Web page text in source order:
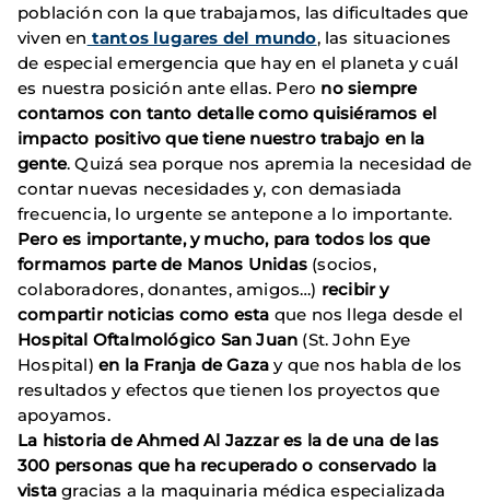
población con la que trabajamos, las dificultades que
viven en tantos lugares del mundo, las situaciones
de especial emergencia que hay en el planeta y cuál
es nuestra posición ante ellas. Pero no siempre
contamos con tanto detalle como quisiéramos el
impacto positivo que tiene nuestro trabajo en la
gente. Quizá sea porque nos apremia la necesidad de
contar nuevas necesidades y, con demasiada
frecuencia, lo urgente se antepone a lo importante.
Pero es importante, y mucho, para todos los que
formamos parte de Manos Unidas (socios,
colaboradores, donantes, amigos…) recibir y
compartir noticias como esta que nos llega desde el
Hospital Oftalmológico San Juan (St. John Eye
Hospital) en la Franja de Gazay que nos habla de los
resultados y efectos que tienen los proyectos que
apoyamos.
La historia de Ahmed Al Jazzar es la de una de las
300 personas que ha recuperado o conservado la
vistagracias a la maquinaria médica especializada